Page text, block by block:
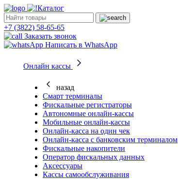
Каталог
+7 (3822) 58-65-65
Заказать звонок
Написать в WhatsApp
Онлайн кассы
назад
Смарт терминалы
Фискальные регистраторы
Автономные онлайн-кассы
Мобильные онлайн-кассы
Онлайн-касса на один чек
Онлайн-касса с банковским терминалом
Фискальные накопители
Оператор фискальных данных
Аксессуары
Кассы самообслуживания